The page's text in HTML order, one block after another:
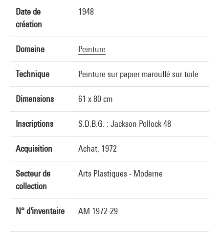
Date de
création
1948
Domaine Peinture
Technique Peinture sur papier marouflé sur toile
Dimensions 61 x 80 cm
Inscriptions S.D.B.G. : Jackson Pollock 48
Acquisition Achat, 1972
Secteur de
collection
Arts Plastiques - Moderne
N° d'inventaire AM 1972-29